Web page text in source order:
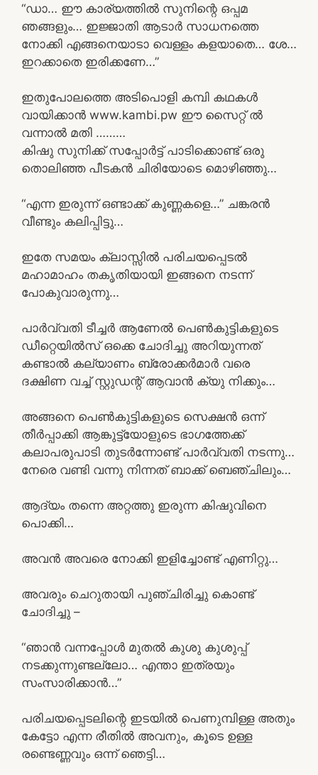
“ഡാ… ഈ കാര്യത്തിൽ സുനിന്റെ ഒപ്പമ
ഞങ്ങളും… ഇജ്ജാതി ആടാർ സാധനത്തെ
നോക്കി എങ്ങനെയാടാ വെള്ളം കളയാതെ… ശേ…
ഇറക്കാതെ ഇരിക്കണേ…”
ഇതുപോലത്തെ അടിപൊളി കമ്പി കഥകൾ
വായിക്കാൻ www.kambi.pw ഈ സൈറ്റ് ൽ
വന്നാൽ മതി ………
കിഷു സുനിക്ക് സപ്പോർട്ട് പാടിക്കൊണ്ട് ഒരു
തൊലിഞ്ഞ പീടകൻ ചിരിയോടെ മൊഴിഞ്ഞു…
“എന്ന ഇരുന്ന് ഒണ്ടാക്ക് കുണ്ണകളെ…” ചങ്കരൻ
വീണ്ടും കലിപ്പിട്ടു…
ഇതേ സമയം ക്ലാസ്സിൽ പരിചയപ്പെടൽ
മഹാമാഹം തകൃതിയായി ഇങ്ങനെ നടന്ന്
പോകുവാരുന്നു…
പാർവ്വതി ടീച്ചർ ആണേൽ പെൺകുട്ടികളുടെ
ഡീറ്റെയിൽസ് ഒക്കെ ചോദിച്ചു അറിയുന്നത്
കണ്ടാൽ കല്യാണം ബ്രോക്കർമാർ വരെ
ദക്ഷിണ വച്ച് സ്റ്റുഡന്റ് ആവാൻ ക്യു നിക്കും…
അങ്ങനെ പെൺകുട്ടികളുടെ സെക്ഷൻ ഒന്ന്
തീർപ്പാക്കി ആങ്കുട്ട്യോളുടെ ഭാഗത്തേക്ക്‌
കലാപരുപാടി തുടർന്നോണ്ട് പാർവ്വതി നടന്നു…
നേരെ വണ്ടി വന്നു നിന്നത് ബാക്ക് ബെഞ്ചിലും…
ആദ്യം തന്നെ അറ്റത്തു ഇരുന്ന കിഷുവിനെ
പൊക്കി…
അവൻ അവരെ നോക്കി ഇളിച്ചോണ്ട് എണിറ്റു…
അവരും ചെറുതായി പുഞ്ചിരിച്ചു കൊണ്ട്
ചോദിച്ചു –
“ഞാൻ വന്നപ്പോൾ മുതൽ കുശു കുശുപ്പ്
നടക്കുന്നുണ്ടല്ലോ… എന്താ ഇത്രയും
സംസാരിക്കാൻ…”
പരിചയപ്പെടലിന്റെ ഇടയിൽ പെണുമ്പിള്ള അതും
കേട്ടോ എന്ന രീതിൽ അവനും, കൂടെ ഉള്ള
രണ്ടെണ്ണവും ഒന്ന് ഞെട്ടി…